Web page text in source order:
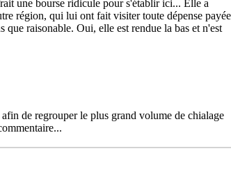
une bourse ridicule pour s'établir ici... Elle a
région, qui lui ont fait visiter toute dépense payée
raisonable. Oui, elle est rendue la bas et n'est
de regrouper le plus grand volume de chialage